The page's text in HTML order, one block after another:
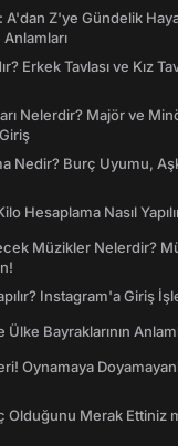
A'dan Z'ye Gündelik
Erkek Tavlası ve Kız
Nelerdir? Majör ve
Nedir? Burç Uyumu,
Hesaplama Nasıl
Müzikler Nelerdir?
Instagram'a Giriş
Bayraklarının
Oynamaya
Olduğunu Merak Ettiniz